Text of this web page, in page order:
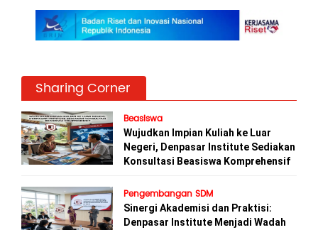
Sharing Corner
Beasiswa
Wujudkan Impian Kuliah ke Luar
Negeri, Denpasar Institute Sediakan
Konsultasi Beasiswa Komprehensif
Pengembangan SDM
Sinergi Akademisi dan Praktisi:
Denpasar Institute Menjadi Wadah